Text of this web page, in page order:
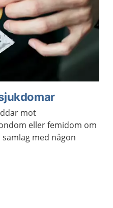
mot
eller femidom om
med någon